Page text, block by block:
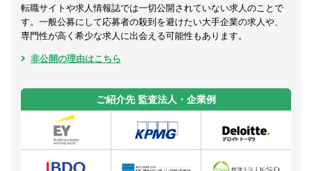
転職サイトや求人情報誌では一切公開されていない求人のことで
す。一般公募にして応募者の殺到を避けたい大手企業の求人や、
専門性が高く希少な求人に出会える可能性もあります。
非公開の理由はこちら
ご紹介先 監査法人・企業例